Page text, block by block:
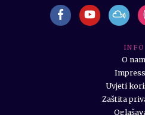
I N F O
O
Uvjeti
Zaštita